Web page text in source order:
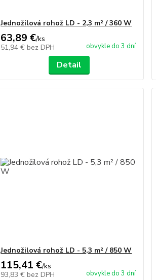
Jednožilová rohož LD - 2,3 m² / 360 W
63,89 €/ks
51,94 € bez DPH obvykle do 3 dní
Detail
Jednožilová rohož LD - 5,3 m² / 850 W
115,41 €/ks
93,83 € bez DPH obvykle do 3 dní